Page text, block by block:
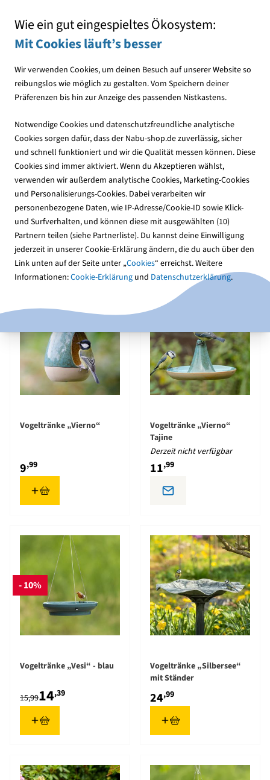
Wie ein gut eingespieltes Ökosystem:
Mit Cookies läuft’s besser
Wir verwenden Cookies, um deinen Besuch auf unserer Website so
reibungslos wie möglich zu gestalten. Vom Speichern deiner
Präferenzen bis hin zur Anzeige des passenden Nistkastens.
Notwendige Cookies und datenschutzfreundliche analytische
Cookies sorgen dafür, dass der Nabu-shop.de zuverlässig, sicher
und schnell funktioniert und wir die Qualität messen können. Diese
Cookies sind immer aktiviert. Wenn du Akzeptieren wählst,
verwenden wir außerdem analytische Cookies, Marketing-Cookies
und Personalisierungs-Cookies. Dabei verarbeiten wir
personenbezogene Daten, wie IP-Adresse/Cookie-ID sowie Klick-
und Surfverhalten, und können diese mit ausgewählten (10)
Partnern teilen (siehe Partnerliste). Du kannst deine Einwilligung
jederzeit in unserer Cookie-Erklärung ändern, die du auch über den
Link unten auf der Seite unter „Cookies“ erreichst. Weitere
Informationen:Cookie-Erklärung und Datenschutzerklärung.
Vogelfutterhäuser
Vogeltränken
Vogeltränken sind essenzielle Elemente im naturnahen
Garten – besonders in heißen oder trockenen Phasen. Sie
versorgen Vögel mit Trinkwasser undMehr lesen
Produkte
Vogeltränke „Vierno“
9,99
Vogeltränke „Vierno“
Tajine
Derzeit nicht verfügbar
11,99
- 10%
Vogeltränke „Vesi“ - blau
14,39
15,99
Vogeltränke „Silbersee“
mit Ständer
24,99